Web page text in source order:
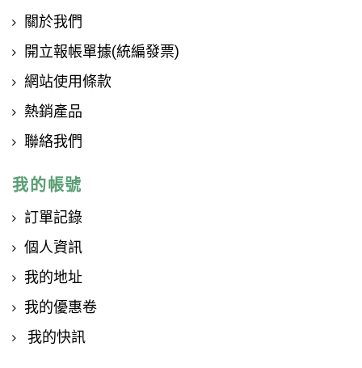
關於我們
開立報帳單據(統編發票)
網站使用條款
熱銷產品
聯絡我們
我的帳號
訂單記錄
個人資訊
我的地址
我的優惠卷
我的快訊